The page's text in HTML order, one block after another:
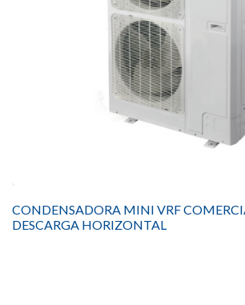
CONDENSADORA MINI VRF
DESCARGA HORIZONTAL